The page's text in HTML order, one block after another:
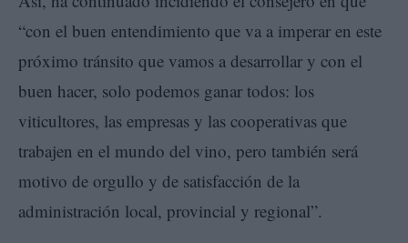
“con el buen entendimiento que va a imperar en este
próximo tránsito que vamos a desarrollar y con el
buen hacer, solo podemos ganar todos: los
viticultores, las empresas y las cooperativas que
trabajen en el mundo del vino, pero también será
motivo de orgullo y de satisfacción de la
administración local, provincial y regional”.